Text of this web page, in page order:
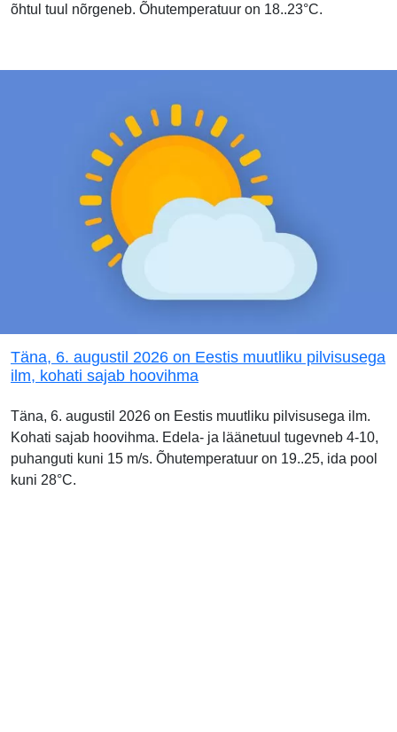
õhtul tuul nõrgeneb. Õhutemperatuur on 18..23°C.
Täna, 6. augustil 2026 on Eestis muutliku pilvisusega
ilm, kohati sajab hoovihma
Täna, 6. augustil 2026 on Eestis muutliku pilvisusega ilm.
Kohati sajab hoovihma. Edela- ja läänetuul tugevneb 4-10,
puhanguti kuni 15 m/s. Õhutemperatuur on 19..25, ida pool
kuni 28°C.